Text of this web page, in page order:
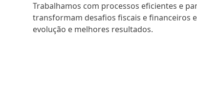
Trabalhamos com processos eficientes e
transformam desafios fiscais e financeiros
evolução e melhores resultados.